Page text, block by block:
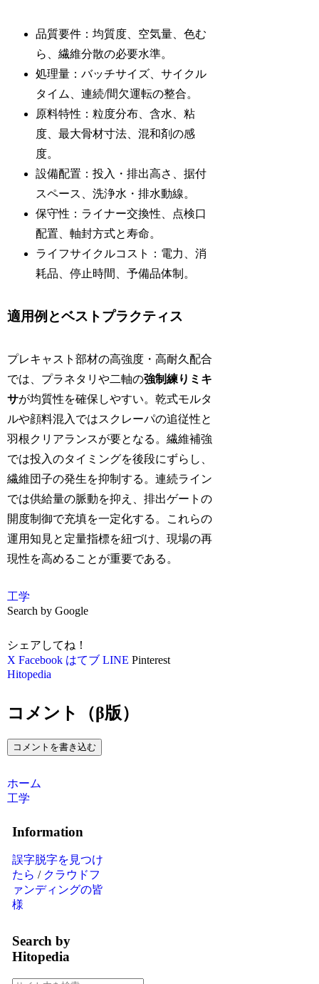
品質要件：均質度、空気量、色む
ら、繊維分散の必要水準。
処理量：バッチサイズ、サイクル
タイム、連続/間欠運転の整合。
原料特性：粒度分布、含水、粘
度、最大骨材寸法、混和剤の感
度。
設備配置：投入・排出高さ、据付
スペース、洗浄水・排水動線。
保守性：ライナー交換性、点検口
配置、軸封方式と寿命。
ライフサイクルコスト：電力、消
耗品、停止時間、予備品体制。
適用例とベストプラクティス
プレキャスト部材の高強度・高耐久配合
では、プラネタリや二軸の強制練りミキ
サが均質性を確保しやすい。乾式モルタ
ルや顔料混入ではスクレーパの追従性と
羽根クリアランスが要となる。繊維補強
では投入のタイミングを後段にずらし、
繊維団子の発生を抑制する。連続ライン
では供給量の脈動を抑え、排出ゲートの
開度制御で充填を一定化する。これらの
運用知見と定量指標を紐づけ、現場の再
現性を高めることが重要である。
工学
Search by Google
シェアしてね！
X Facebook はてブ LINE Pinterest
Hitopedia
コメント（β版）
コメントを書き込む
ホーム
工学
Information
誤字脱字を見つけ
たら / クラウドフ
ァンディングの皆
様
Search by
Hitopedia